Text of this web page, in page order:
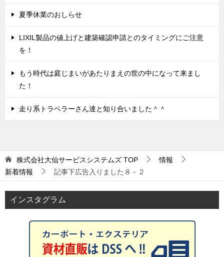
夏季休業のおしらせ
LIXIL製品の値上げと建築確認申請とのタイミングにご注意
を！
もう時代は庭じまいがあたりまえの世の中になって来まし
た！
走り系トラベラーさん達と知り合いました＾＾
株式会社大仙サービスシステムズ TOP
情報
新着情報
記事下広告入りました８－２
インスタグラム